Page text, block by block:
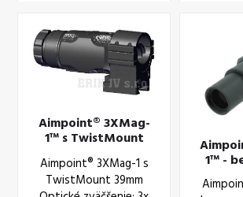
Aimpoint® 3XMag-
1™ s TwistMount
39mm
Aimpoint® 3XMag-1 s
TwistMount 39mm
1™ -